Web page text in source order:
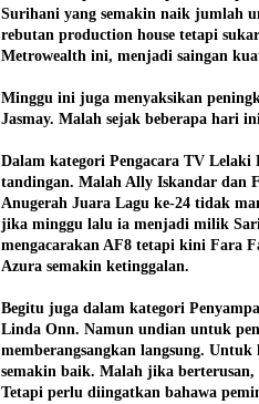
Surihani yang semakin naik jumlah
rebutan production house tetapi
Metrowealth ini, menjadi saingan
Minggu ini juga menyaksikan
Jasmay. Malah sejak beberapa hari
Dalam kategori Pengacara TV
tandingan. Malah Ally Iskandar dan
Anugerah Juara Lagu ke-24 tidak
jika minggu lalu ia menjadi milik
mengacarakan AF8 tetapi kini Fara
Azura semakin ketinggalan.
Begitu juga dalam kategori
Linda Onn. Namun undian untuk
memberangsangkan langsung.
semakin baik. Malah jika
Tetapi perlu diingatkan bahawa